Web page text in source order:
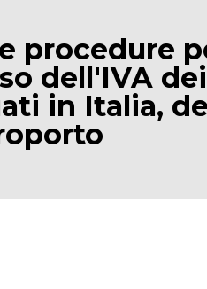
procedure
dell'IVA
in Italia,